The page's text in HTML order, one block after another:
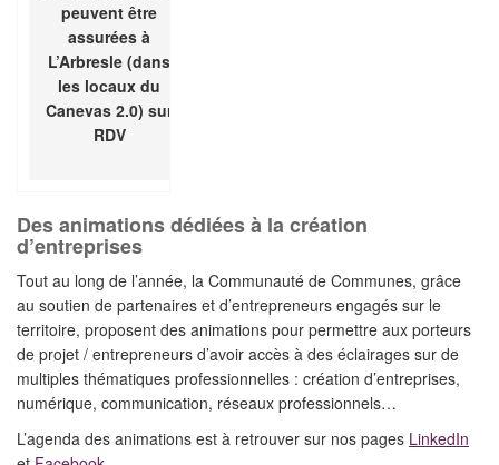
peuvent être
assurées à
L’Arbresle (dans
les locaux du
Canevas 2.0) sur
RDV
Des animations dédiées à la création
d’entreprises
Tout au long de l’année, la Communauté de Communes, grâce
au soutien de partenaires et d’entrepreneurs engagés sur le
territoire, proposent des animations pour permettre aux porteurs
de projet / entrepreneurs d’avoir accès à des éclairages sur de
multiples thématiques professionnelles : création d’entreprises,
numérique, communication, réseaux professionnels…
L’agenda des animations est à retrouver sur nos pages LinkedIn